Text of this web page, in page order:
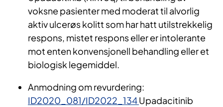
voksne pasienter med moderat til alvorlig
aktiv ulcerøs kolitt som har hatt utilstrekkelig
respons, mistet respons eller er intolerante
mot enten konvensjonell behandling eller et
biologisk legemiddel.
Anmodning om revurdering:
ID2020_081/ID2022_134Upadacitinib